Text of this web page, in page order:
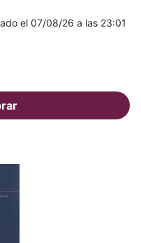
el 07/08/26 a las 23:01